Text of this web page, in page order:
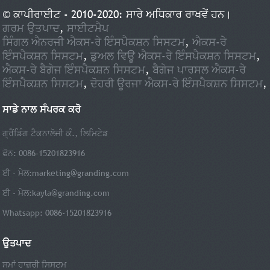
© ਕਾਪੀਰਾਈਟ - 2010-2020: ਸਾਰੇ ਅਧਿਕਾਰ ਰਾਖਵੇਂ ਹਨ।
ਗਰਮ ਉਤਪਾਦ,ਸਾਈਟਮੈਪ
ਸਿੰਗਲ ਐਨਰਜੀ ਐਕਸ-ਰੇ ਇੰਸਪੈਕਸ਼ਨ ਸਿਸਟਮ,ਐਕਸ-ਰੇ
ਇੰਸਪੈਕਸ਼ਨ ਸਿਸਟਮ,ਡੁਅਲ ਵਿਊ ਐਕਸ-ਰੇ ਇੰਸਪੈਕਸ਼ਨ ਸਿਸਟਮ,
ਐਕਸ-ਰੇ ਬੈਗੇਜ ਇੰਸਪੈਕਸ਼ਨ ਸਿਸਟਮ,ਬੈਗੇਜ ਪਾਰਸਲ ਐਕਸ-ਰੇ
ਇੰਸਪੈਕਸ਼ਨ ਸਿਸਟਮ,ਦੋਹਰੀ ਊਰਜਾ ਐਕਸ-ਰੇ ਇੰਸਪੈਕਸ਼ਨ ਸਿਸਟਮ,
ਸਾਡੇ ਨਾਲ ਸੰਪਰਕ ਕਰੋ
ਗ੍ਰੈਂਡਿੰਗ ਟੈਕਨਾਲੋਜੀ ਕੰ., ਲਿਮਿਟੇਡ
ਫੋਨ: 0086-15201823916
ਈ - ਮੇਲ:marketing@granding.com
ਈ - ਮੇਲ:kayla@granding.com
Whatsapp: 0086-15201823916
ਉਤਪਾਦ
ਸਮਾਂ ਹਾਜ਼ਰੀ ਸਿਸਟਮ